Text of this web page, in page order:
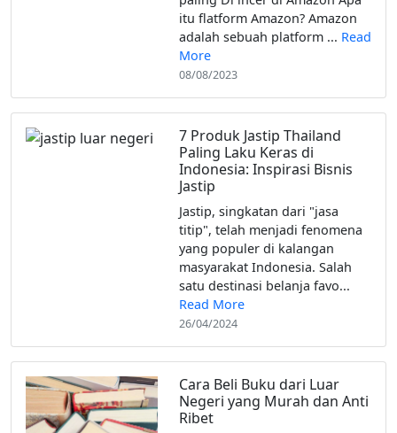
itu flatform Amazon? Amazon
adalah sebuah platform ... Read
More
08/08/2023
7 Produk Jastip Thailand
Paling Laku Keras di
Indonesia: Inspirasi Bisnis
Jastip
Jastip, singkatan dari "jasa
titip", telah menjadi fenomena
yang populer di kalangan
masyarakat Indonesia. Salah
satu destinasi belanja favo...
Read More
26/04/2024
Cara Beli Buku dari Luar
Negeri yang Murah dan Anti
Ribet‌